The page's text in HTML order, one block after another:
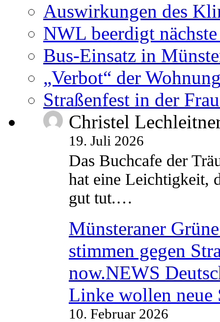
Auswirkungen des
NWL beerdigt
Bus-Einsatz in
„Verbot“ der
Straßenfest in der
Christel
19. Juli 2026
Das Buchcafe der
hat eine Leichtigkeit,
gut tut.…
Münsteraner
stimmen gegen
now.NEWS
Linke wollen neue
10. Februar 2026